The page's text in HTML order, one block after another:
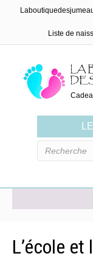
Liste de
L’école